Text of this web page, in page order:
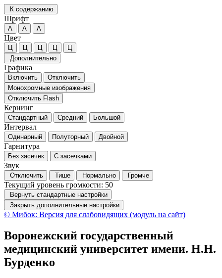
К содержанию
Шрифт
А А А
Цвет
Ц Ц Ц Ц
Ц
Дополнительно
Графика
Включить
Отключить
Монохромные изображения
Отключить Flash
Кернинг
Стандартный Средний Большой
Интервал
Одинарный Полуторный Двойной
Гарнитура
Без засечек С засечками
Звук
Отключить Тише Нормально Громче
Текущий уровень громкости: 50
Вернуть стандартные настройки
Закрыть дополнительные настройки
© Мибок: Версия для слабовидящих (модуль на сайт)
Воронежский государственный
медицинский университет имени. Н.Н.
Бурденко